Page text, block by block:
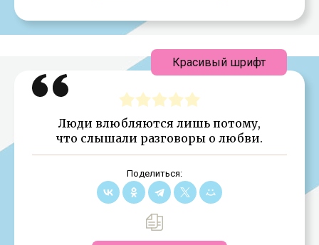
Люди влюбляются лишь потому,
что слышали разговоры о любви.
Поделиться:
Красивый шрифт